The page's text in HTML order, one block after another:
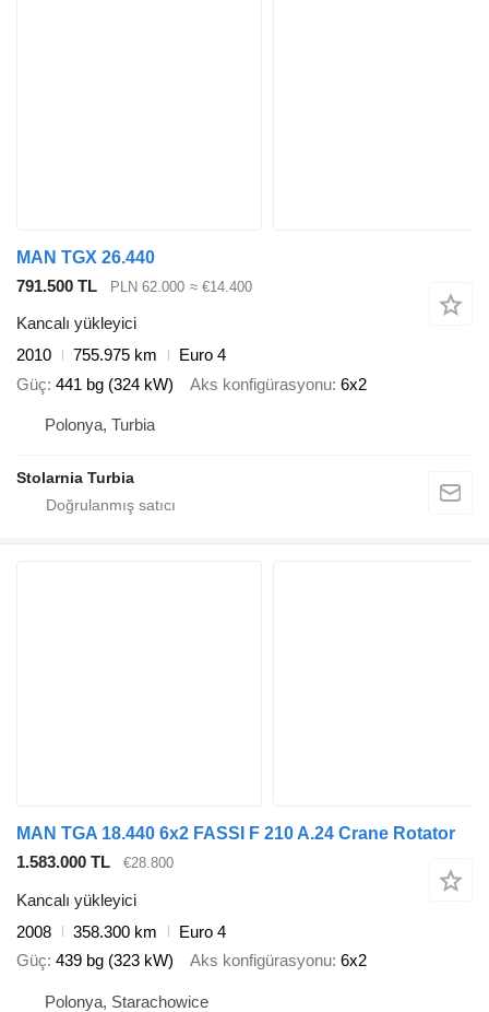
MAN TGX 26.440
791.500 TL
PLN 62.000 ≈ €14.400
Kancalı yükleyici
2010
755.975 km
Euro 4
Güç 441 bg (324 kW) Aks konfigürasyonu 6x2
Polonya, Turbia
Stolarnia Turbia
MAN TGA 18.440 6x2 FASSI F 210 A.24 Crane Rotator
1.583.000 TL
€28.800
Kancalı yükleyici
2008
358.300 km
Euro 4
Güç 439 bg (323 kW) Aks konfigürasyonu 6x2
Polonya, Starachowice